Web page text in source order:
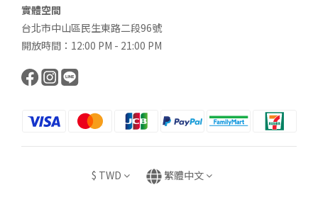
實體空間
台北市中山區民生東路二段96號
開放時間：12:00 PM - 21:00 PM
$ TWD 繁體中文